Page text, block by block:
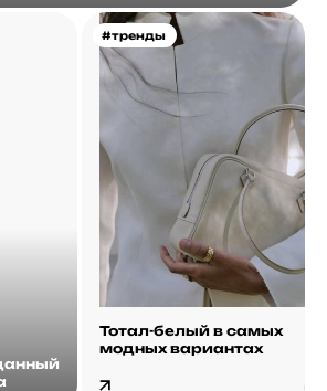
#тренды
Тотал-белый в самых
модных вариантах